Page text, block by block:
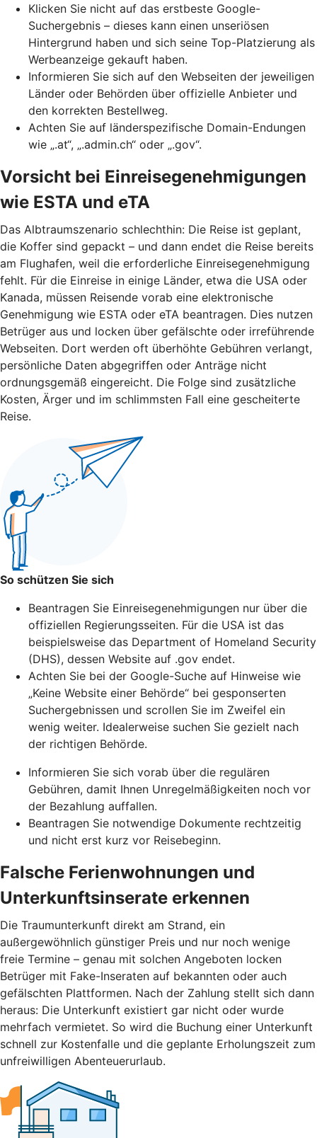
Klicken Sie nicht auf das erstbeste Google-
Suchergebnis – dieses kann einen unseriösen
Hintergrund haben und sich seine Top-Platzierung als
Werbeanzeige gekauft haben.
Informieren Sie sich auf den Webseiten der jeweiligen
Länder oder Behörden über offizielle Anbieter und
den korrekten Bestellweg.
Achten Sie auf länderspezifische Domain-Endungen
wie „.at“, „.admin.ch“ oder „.gov“.
Vorsicht bei Einreisegenehmigungen
wie ESTA und eTA
Das Albtraumszenario schlechthin: Die Reise ist geplant,
die Koffer sind gepackt – und dann endet die Reise bereits
am Flughafen, weil die erforderliche Einreisegenehmigung
fehlt. Für die Einreise in einige Länder, etwa die USA oder
Kanada, müssen Reisende vorab eine elektronische
Genehmigung wie ESTA oder eTA beantragen. Dies nutzen
Betrüger aus und locken über gefälschte oder irreführende
Webseiten. Dort werden oft überhöhte Gebühren verlangt,
persönliche Daten abgegriffen oder Anträge nicht
ordnungsgemäß eingereicht. Die Folge sind zusätzliche
Kosten, Ärger und im schlimmsten Fall eine gescheiterte
Reise.
So schützen Sie sich
Beantragen Sie Einreisegenehmigungen nur über die
offiziellen Regierungsseiten. Für die USA ist das
beispielsweise das Department of Homeland Security
(DHS), dessen Website auf .gov endet.
Achten Sie bei der Google-Suche auf Hinweise wie
„Keine Website einer Behörde“ bei gesponserten
Suchergebnissen und scrollen Sie im Zweifel ein
wenig weiter. Idealerweise suchen Sie gezielt nach
der richtigen Behörde.
Informieren Sie sich vorab über die regulären
Gebühren, damit Ihnen Unregelmäßigkeiten noch vor
der Bezahlung auffallen.
Beantragen Sie notwendige Dokumente rechtzeitig
und nicht erst kurz vor Reisebeginn.
Falsche Ferienwohnungen und
Unterkunftsinserate erkennen
Die Traumunterkunft direkt am Strand, ein
außergewöhnlich günstiger Preis und nur noch wenige
freie Termine – genau mit solchen Angeboten locken
Betrüger mit Fake-Inseraten auf bekannten oder auch
gefälschten Plattformen. Nach der Zahlung stellt sich dann
heraus: Die Unterkunft existiert gar nicht oder wurde
mehrfach vermietet. So wird die Buchung einer Unterkunft
schnell zur Kostenfalle und die geplante Erholungszeit zum
unfreiwilligen Abenteuerurlaub.